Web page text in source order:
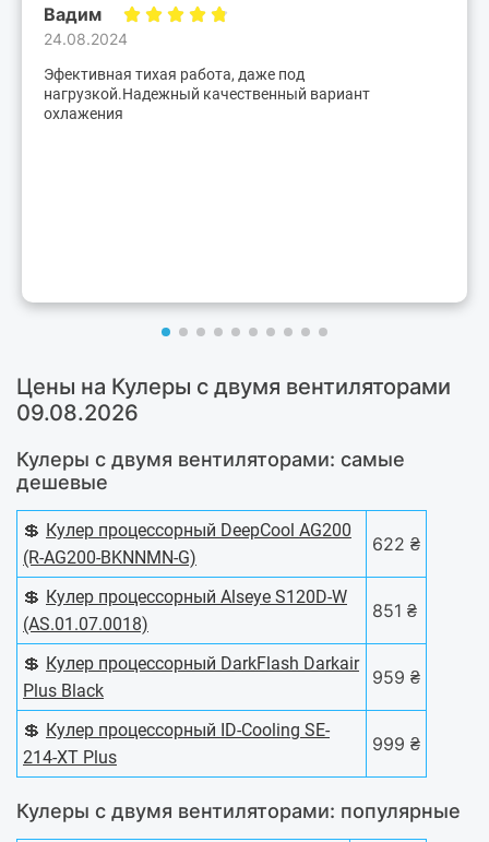
Вадим
24.08.2024
Эфективная тихая работа, даже под
нагрузкой.Надежный качественный вариант
охлажения
Цены на Кулеры с двумя вентиляторами
09.08.2026
Кулеры с двумя вентиляторами: самые
дешевые
💲 Кулер процессорный DeepCool AG200
(R-AG200-BKNNMN-G)
622 ₴
💲 Кулер процессорный Alseye S120D-W
(AS.01.07.0018)
851 ₴
💲 Кулер процессорный DarkFlash Darkair
Plus Black
959 ₴
💲 Кулер процессорный ID-Cooling SE-
214-XT Plus
999 ₴
Кулеры с двумя вентиляторами: популярные